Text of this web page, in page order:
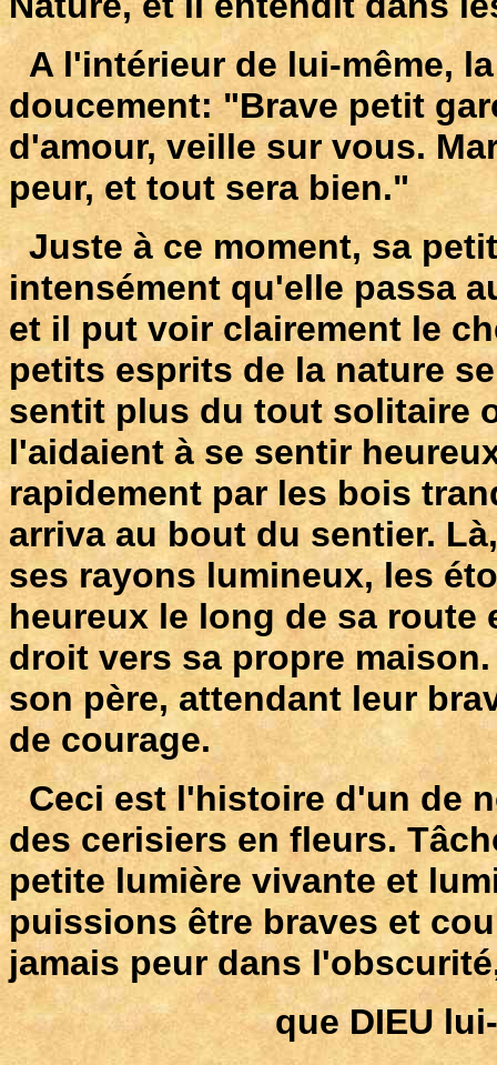
A l'intérieur de lui-même,
doucement: "Brave petit
d'amour, veille sur vous.
peur, et tout sera bien."
Juste à ce moment, sa
intensément qu'elle passa
et il put voir clairement le
petits esprits de la nature
sentit plus du tout solitaire
l'aidaient à se sentir
rapidement par les bois
arriva au bout du sentier.
ses rayons lumineux, les
heureux le long de sa
droit vers sa propre
son père, attendant leur
de courage.
Ceci est l'histoire d'un de
des cerisiers en fleurs.
petite lumière vivante et
puissions être braves et
jamais peur dans
que DIEU lui-